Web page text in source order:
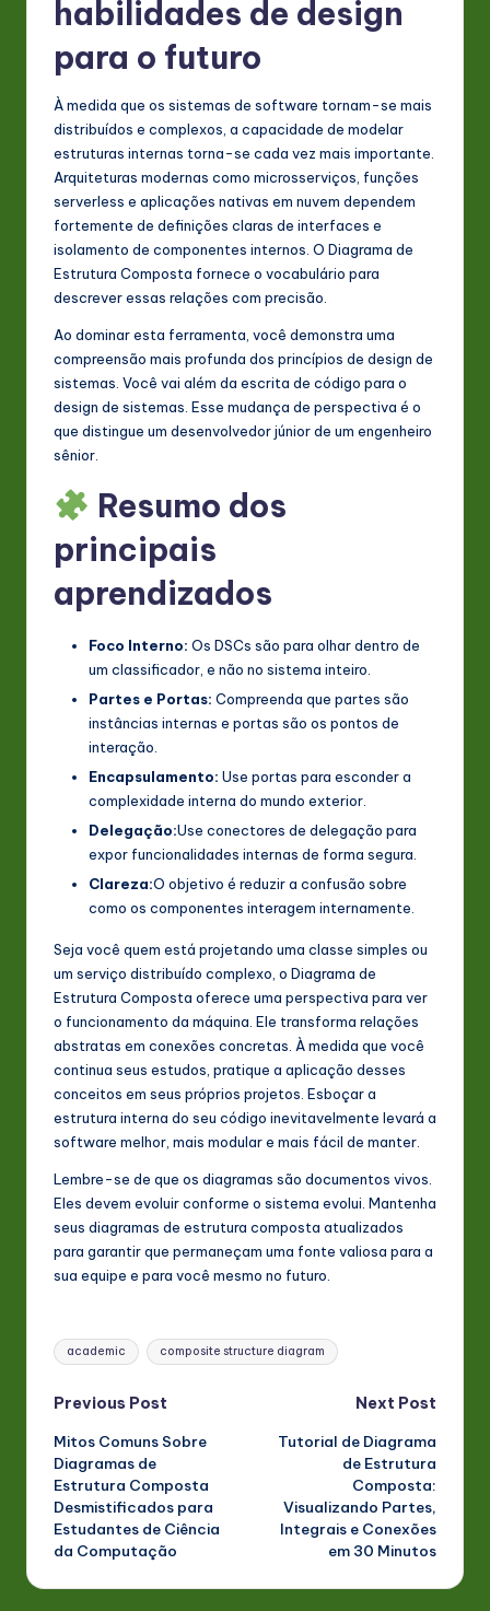
habilidades de design
para o futuro
À medida que os sistemas de software tornam-se mais
distribuídos e complexos, a capacidade de modelar
estruturas internas torna-se cada vez mais importante.
Arquiteturas modernas como microsserviços, funções
serverless e aplicações nativas em nuvem dependem
fortemente de definições claras de interfaces e
isolamento de componentes internos. O Diagrama de
Estrutura Composta fornece o vocabulário para
descrever essas relações com precisão.
Ao dominar esta ferramenta, você demonstra uma
compreensão mais profunda dos princípios de design de
sistemas. Você vai além da escrita de código para o
design de sistemas. Esse mudança de perspectiva é o
que distingue um desenvolvedor júnior de um engenheiro
sênior.
Resumo dos
principais
aprendizados
Foco Interno: Os DSCs são para olhar dentro de
um classificador, e não no sistema inteiro.
Partes e Portas: Compreenda que partes são
instâncias internas e portas são os pontos de
interação.
Encapsulamento: Use portas para esconder a
complexidade interna do mundo exterior.
Delegação:Use conectores de delegação para
expor funcionalidades internas de forma segura.
Clareza:O objetivo é reduzir a confusão sobre
como os componentes interagem internamente.
Seja você quem está projetando uma classe simples ou
um serviço distribuído complexo, o Diagrama de
Estrutura Composta oferece uma perspectiva para ver
o funcionamento da máquina. Ele transforma relações
abstratas em conexões concretas. À medida que você
continua seus estudos, pratique a aplicação desses
conceitos em seus próprios projetos. Esboçar a
estrutura interna do seu código inevitavelmente levará a
software melhor, mais modular e mais fácil de manter.
Lembre-se de que os diagramas são documentos vivos.
Eles devem evoluir conforme o sistema evolui. Mantenha
seus diagramas de estrutura composta atualizados
para garantir que permaneçam uma fonte valiosa para a
sua equipe e para você mesmo no futuro.
Tags:
academic composite structure diagram
Post
navigation
Previous Post
Mitos Comuns Sobre
Diagramas de
Estrutura Composta
Desmistificados para
Estudantes de Ciência
da Computação
Next Post
Tutorial de Diagrama
de Estrutura
Composta:
Visualizando Partes,
Integrais e Conexões
em 30 Minutos